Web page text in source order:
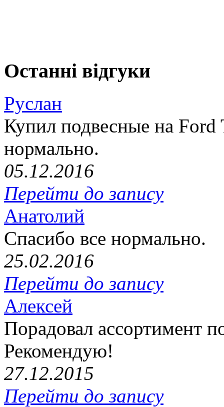
Останні відгуки
Руслан
Купил подвесные на Ford
нормально.
05.12.2016
Перейти до запису
Анатолий
Спасибо все нормально.
25.02.2016
Перейти до запису
Алексей
Порадовал ассортимент
Рекомендую!
27.12.2015
Перейти до запису